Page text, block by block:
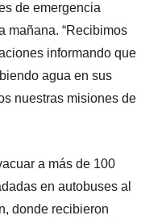
de emergencia
mañana. “Recibimos
informando que
agua en sus
nuestras misiones de
a más de 100
en autobuses al
donde recibieron